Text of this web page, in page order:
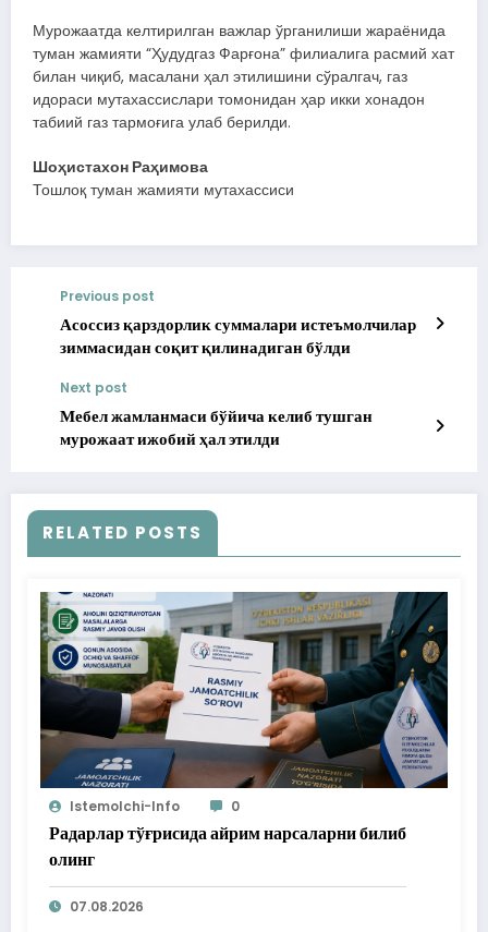
Мурожаатда келтирилган важлар ўрганилиши жараёнида
туман жамияти “Ҳудудгаз Фарғона” филиалига расмий хат
билан чиқиб, масалани ҳал этилишини сўралгач, газ
идораси мутахассислари томонидан ҳар икки хонадон
табиий газ тармоғига улаб берилди.
Шоҳистахон Раҳимова
Тошлоқ туман жамияти мутахассиси
Previous post
Асоссиз қарздорлик суммалари истеъмолчилар
зиммасидан соқит қилинадиган бўлди
Next post
Мебел жамланмаси бўйича келиб тушган
мурожаат ижобий ҳал этилди
RELATED POSTS
Istemolchi-Info 0
Радарлар тўғрисида айрим нарсаларни билиб
олинг
07.08.2026